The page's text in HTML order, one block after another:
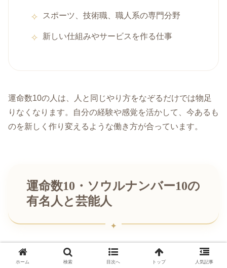
スポーツ、技術職、職人系の専門分野
新しい仕組みやサービスを作る仕事
運命数10の人は、人と同じやり方をなぞるだけでは物足
りなくなります。自分の経験や感覚を活かして、今あるも
のを新しく作り変えるような働き方が合っています。
運命数10・ソウルナンバー10の
有名人と芸能人
ここでは、公表されている生年月日をもとに、生年月日の
数字をすべて足して10にまとまる有名人・芸能人を紹介
ホーム 検索 目次へ トップ 人気記事